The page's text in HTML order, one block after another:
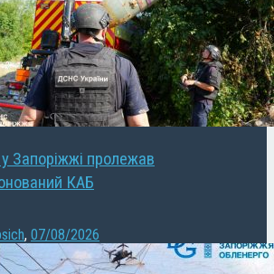
Запоріжжі пролежав
КАБ
, 07/08/2026